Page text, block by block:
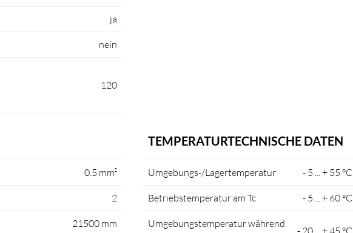
ja
nein
120
0.5 mm²
2
21500 mm
TEMPERATURTECHNISCHE DATEN
Umgebungs-/Lagertemperatur - 5 ... + 55 °C
Betriebstemperatur am Tc - 5 ... + 60 °C
Umgebungstemperatur während
- 20 ... + 45 °C